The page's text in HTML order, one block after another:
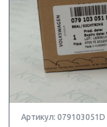
Артикул: 079103051D |